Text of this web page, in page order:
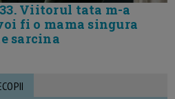
Viitorul tata m-a
fi o mama singura
sarcina